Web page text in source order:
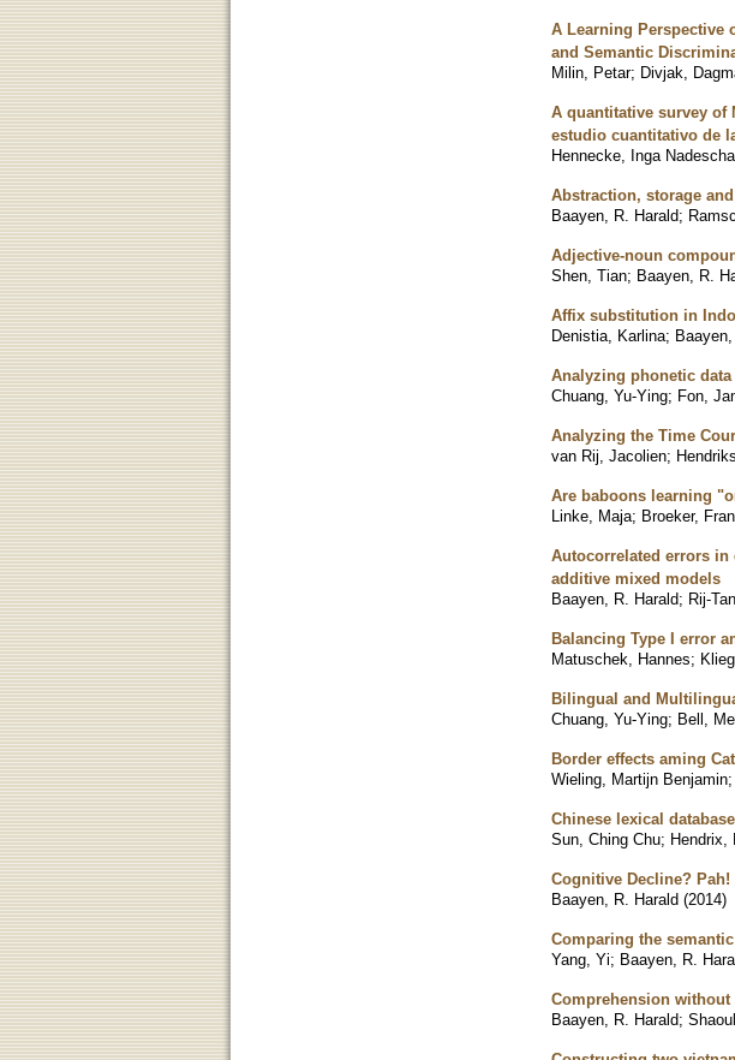
A Learning Perspective
and Semantic
Milin, Petar; Divjak,
A quantitative survey of
estudio cuantitativo de
Hennecke, Inga Nadescha
Abstraction, storage
Baayen, R. Harald;
Adjective-noun
Shen, Tian; Baayen, R.
Affix substitution in
Denistia, Karlina;
Analyzing phonetic
Chuang, Yu-Ying; Fon,
Analyzing the Time
van Rij, Jacolien;
Are baboons learning
Linke, Maja; Broeker,
Autocorrelated errors in
additive mixed models
Baayen, R. Harald; Rij-
Balancing Type I error
Matuschek, Hannes;
Bilingual and
Chuang, Yu-Ying; Bell,
Border effects aming
Wieling, Martijn Benjamin;
Chinese lexical
Sun, Ching Chu; Hendrix,
Cognitive Decline? Pah!
Baayen, R. Harald (2014)
Comparing the
Yang, Yi; Baayen, R.
Comprehension
Baayen, R. Harald;